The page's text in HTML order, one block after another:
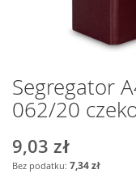
Przejdź
na
początek
Segregator
062/20
9,03 zł
7,34 zł